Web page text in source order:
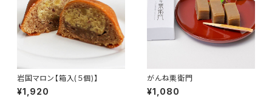
岩国マロン【箱入(５個)】
¥1,920
がんね栗衛門
¥1,080